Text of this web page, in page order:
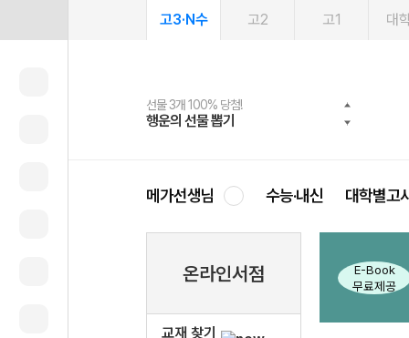
고3·N수 고2 고1 대
선물 3개 100% 당첨!
행운의 선물 뽑기
선물 100% 증정!
메가스터디 X 올리브
여름방학 스터디 캐시백
메가런 썸머스쿨
2027 러셀 단과
강사 공개선발
스마트러닝앱
설문 EVENT
메가패스
3일 무료 체험권
메가패스 수강생 무료혜택!
메가클럽 멤버십
사회공헌 캠페인
희망이룸 메가나눔
메가선생님 수능·내신 대학별고
온라인서점
교재 찾기
배송비 0원
E-Book
무료제공